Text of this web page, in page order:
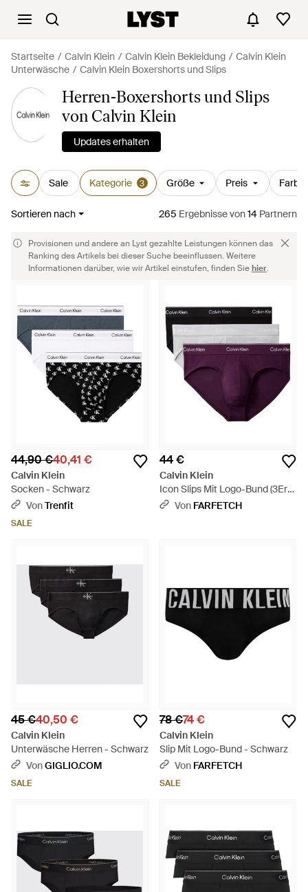
Startseite Calvin Klein Calvin Klein Bekleidung
Calvin Klein
Unterwäsche
Calvin Klein Boxershorts und Slips
Herren-Boxershorts und Slips
von Calvin Klein
Updates erhalten
Sale Kategorie 3 Größe Preis Farbe
Sortieren nach 265 Ergebnissevon14 Partnern
Provisionen und andere an Lyst gezahlte Leistungen können das
Ranking des Artikels bei dieser Suche beeinflussen. Weitere
Informationen darüber, wie wir Artikel einstufen, finden Siehier.
44,90 €40,41 €
Calvin Klein
Socken - Schwarz
VonTrenfit
SALE
44 €
Calvin Klein
Icon Slips Mit Logo-Bund (3Er-
Set) - Lila
Von FARFETCH
45 €40,50 €
Calvin Klein
Unterwäsche Herren - Schwarz
VonGIGLIO.COM
SALE
78 €74 €
Calvin Klein
Slip Mit Logo-Bund - Schwarz
Von FARFETCH
SALE